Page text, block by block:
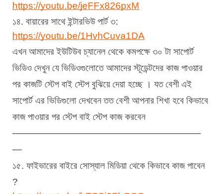
https://youtu.be/jeFFx826pxM
১৪. বায়ারের সাথে ইন্টারভিউ পার্ট ৩:
https://youtu.be/1HvhCuva1DA
এখন আমাদের ইউটিউব চ্যানেল থেকে কমপক্ষে ৩০ টা সাপোর্ট
ভিডিও দেখুন যে ভিডিওগুলোতে আমাদের স্টূডেন্টদের কাজ পাওয়ার
পর কাজটি স্টেপ বাই স্টেপ বুঝিয়ে দেয়া হচ্ছে । যত বেশী এই
সাপোর্ট এর ভিডিগুলো দেখবেন তত বেশী আপনার শিখা হবে কিভাবে
কাজ পাওয়ার পর স্টেপ বাই স্টেপ কাজ করবেন
————————————————————
—
১৫. ফাইভারের বাইরে সোস্যাল মিডিয়া থেকে কিভাবে কাজ পাবেন
?